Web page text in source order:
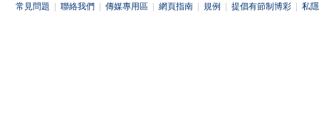
常見問題 聯絡我們 傳媒專用區 網頁指南 規例 提倡有節制博彩 私